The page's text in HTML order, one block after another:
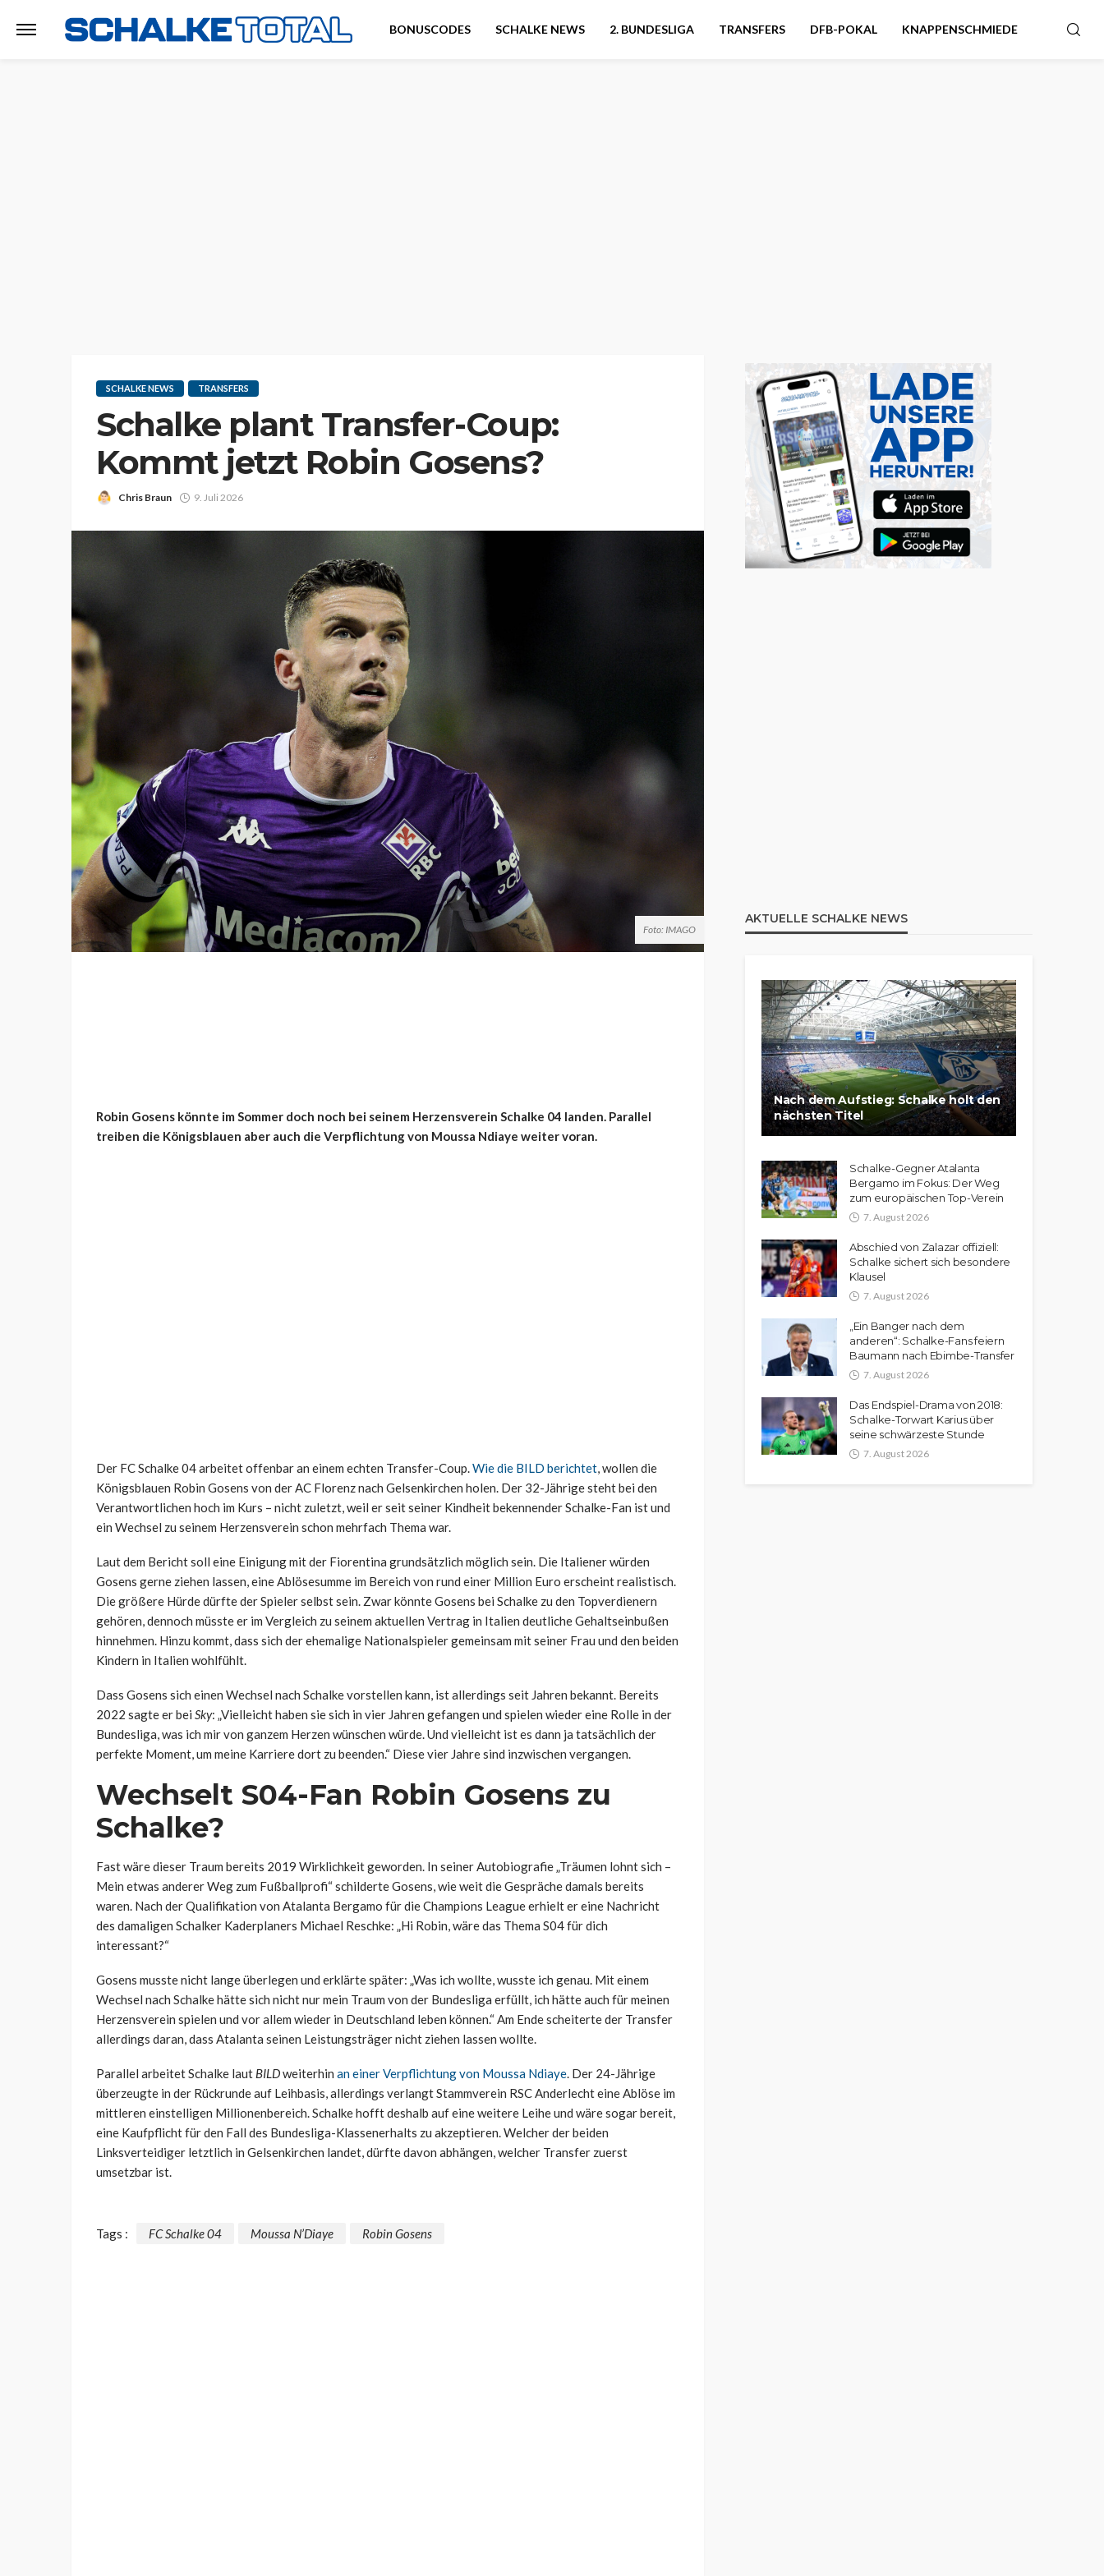
BONUSCODES SCHALKE NEWS 2. BUNDESLIGA TRANSFERS DFB-POKAL KNAPPENSCHMIEDE
SCHALKE NEWS TRANSFERS
Schalke plant Transfer-Coup:
Kommt jetzt Robin Gosens?
Chris Braun 9. Juli 2026
Foto: IMAGO
Robin Gosens könnte im Sommer doch noch bei seinem Herzensverein Schalke 04 landen. Parallel
treiben die Königsblauen aber auch die Verpflichtung von Moussa Ndiaye weiter voran.
Der FC Schalke 04 arbeitet offenbar an einem echten Transfer-Coup.Wie die BILD berichtet, wollen die
Königsblauen Robin Gosens von der AC Florenz nach Gelsenkirchen holen. Der 32-Jährige steht bei den
Verantwortlichen hoch im Kurs – nicht zuletzt, weil er seit seiner Kindheit bekennender Schalke-Fan ist und
ein Wechsel zu seinem Herzensverein schon mehrfach Thema war.
Laut dem Bericht soll eine Einigung mit der Fiorentina grundsätzlich möglich sein. Die Italiener würden
Gosens gerne ziehen lassen, eine Ablösesumme im Bereich von rund einer Million Euro erscheint realistisch.
Die größere Hürde dürfte der Spieler selbst sein. Zwar könnte Gosens bei Schalke zu den Topverdienern
gehören, dennoch müsste er im Vergleich zu seinem aktuellen Vertrag in Italien deutliche Gehaltseinbußen
hinnehmen. Hinzu kommt, dass sich der ehemalige Nationalspieler gemeinsam mit seiner Frau und den beiden
Kindern in Italien wohlfühlt.
Dass Gosens sich einen Wechsel nach Schalke vorstellen kann, ist allerdings seit Jahren bekannt. Bereits
2022 sagte er bei Sky: „Vielleicht haben sie sich in vier Jahren gefangen und spielen wieder eine Rolle in der
Bundesliga, was ich mir von ganzem Herzen wünschen würde. Und vielleicht ist es dann ja tatsächlich der
perfekte Moment, um meine Karriere dort zu beenden.“ Diese vier Jahre sind inzwischen vergangen.
Wechselt S04-Fan Robin Gosens zu
Schalke?
Fast wäre dieser Traum bereits 2019 Wirklichkeit geworden. In seiner Autobiografie „Träumen lohnt sich –
Mein etwas anderer Weg zum Fußballprofi“ schilderte Gosens, wie weit die Gespräche damals bereits
waren. Nach der Qualifikation von Atalanta Bergamo für die Champions League erhielt er eine Nachricht
des damaligen Schalker Kaderplaners Michael Reschke: „Hi Robin, wäre das Thema S04 für dich
interessant?“
Gosens musste nicht lange überlegen und erklärte später: „Was ich wollte, wusste ich genau. Mit einem
Wechsel nach Schalke hätte sich nicht nur mein Traum von der Bundesliga erfüllt, ich hätte auch für meinen
Herzensverein spielen und vor allem wieder in Deutschland leben können.“ Am Ende scheiterte der Transfer
allerdings daran, dass Atalanta seinen Leistungsträger nicht ziehen lassen wollte.
Parallel arbeitet Schalke laut BILDweiterhin an einer Verpflichtung von Moussa Ndiaye. Der 24-Jährige
überzeugte in der Rückrunde auf Leihbasis, allerdings verlangt Stammverein RSC Anderlecht eine Ablöse im
mittleren einstelligen Millionenbereich. Schalke hofft deshalb auf eine weitere Leihe und wäre sogar bereit,
eine Kaufpflicht für den Fall des Bundesliga-Klassenerhalts zu akzeptieren. Welcher der beiden
Linksverteidiger letztlich in Gelsenkirchen landet, dürfte davon abhängen, welcher Transfer zuerst
umsetzbar ist.
Tags : FC Schalke 04 Moussa N’Diaye Robin Gosens
AKTUELLE SCHALKE NEWS
Nach dem Aufstieg: Schalke holt den
nächsten Titel
Schalke-Gegner Atalanta
Bergamo im Fokus: Der Weg
zum europäischen Top-Verein
7. August 2026
Abschied von Zalazar offiziell:
Schalke sichert sich besondere
Klausel
7. August 2026
„Ein Banger nach dem
anderen“: Schalke-Fans feiern
Baumann nach Ebimbe-Transfer
7. August 2026
Das Endspiel-Drama von 2018:
Schalke-Torwart Karius über
seine schwärzeste Stunde
7. August 2026